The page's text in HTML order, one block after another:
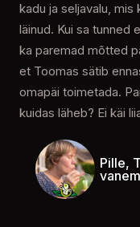
kadu ja seljavalu, mis
läinud. Kui sa tunned
ka paremad mõtted
et Toomas sätib
omapäi toimetada.
kuidas läheb? Ei käi
Pille,